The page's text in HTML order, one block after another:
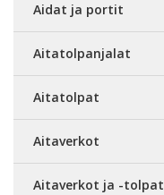
Aidat ja portit
Aitatolpanjalat
Aitatolpat
Aitaverkot
Aitaverkot ja -tolpat